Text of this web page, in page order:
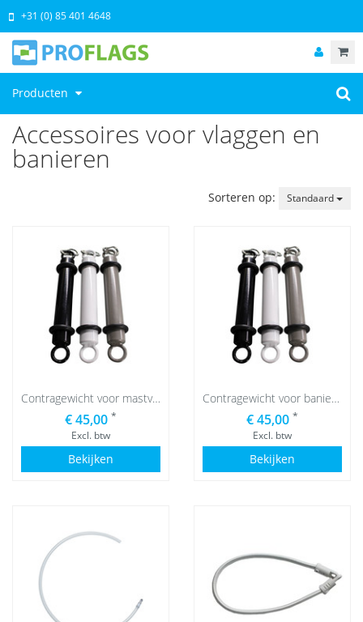
Producten
+31 (0) 85 401 4648
Accessoires voor vlaggen en
banieren
Sorteren op: Standaard
Contragewicht voor mastvlaggen
€ 45,00 *
Excl. btw
Bekijken
Contragewicht voor banieren
€ 45,00 *
Excl. btw
Bekijken